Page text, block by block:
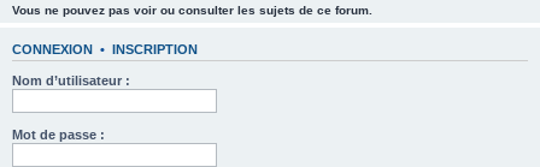
Vous ne pouvez pas voir ou consulter les sujets de ce forum.
CONNEXION • INSCRIPTION
Nom d’utilisateur :
Mot de passe :